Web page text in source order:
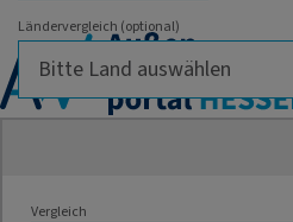
Ländervergleich (optional)
Vergleich